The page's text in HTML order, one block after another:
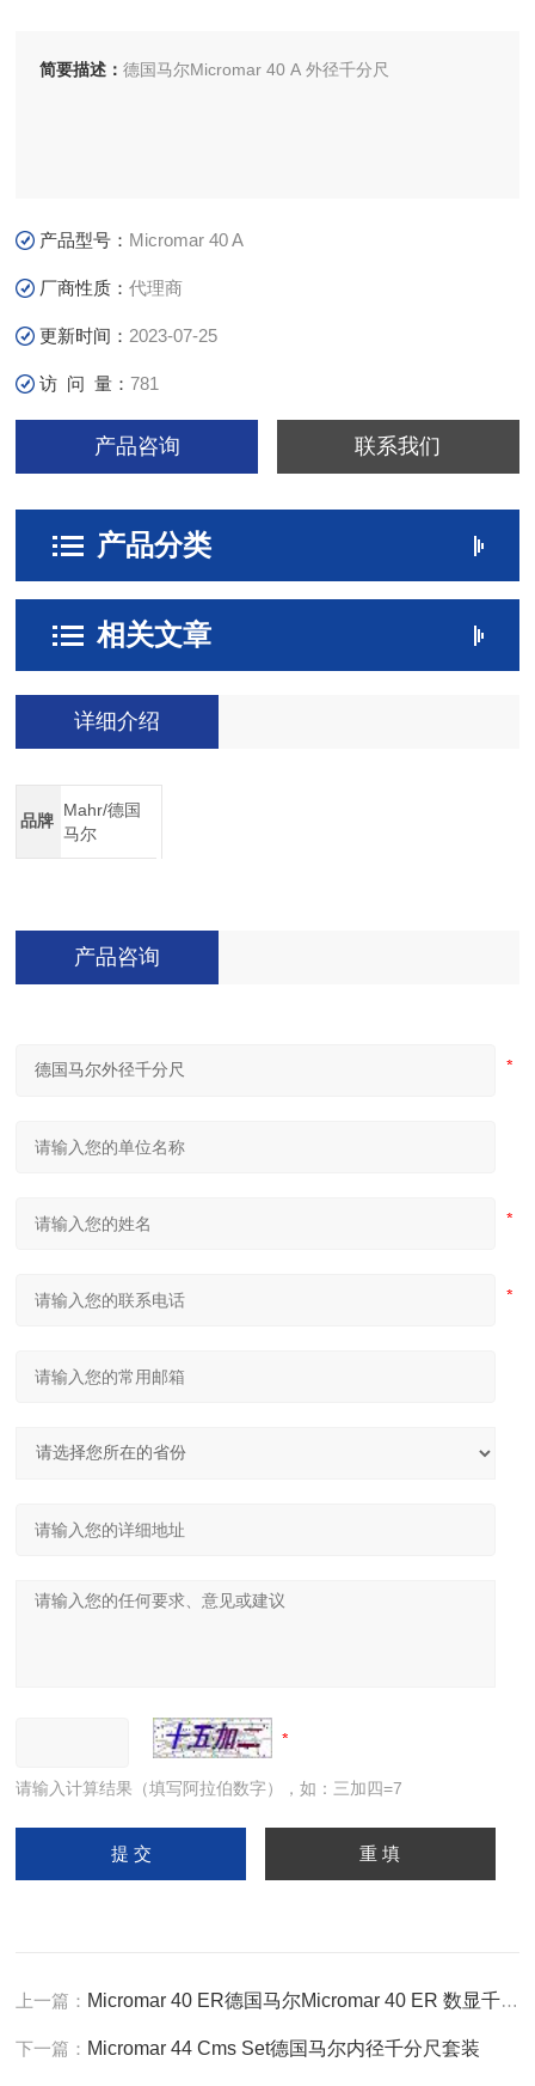
简要描述：德国马尔Micromar 40 A 外径千分尺
产品型号： Micromar 40 A
厂商性质：代理商
更新时间： 2023-07-25
访 问 量：781
产品咨询 联系我们
产品分类
相关文章
详细介绍
品牌
Mahr/德国
马尔
产品咨询
请输入计算结果（填写阿拉伯数字），如：三加四=7
上一篇： Micromar 40 ER德国马尔Micromar 40 ER 数显千分尺
下一篇： Micromar 44 Cms Set德国马尔内径千分尺套装